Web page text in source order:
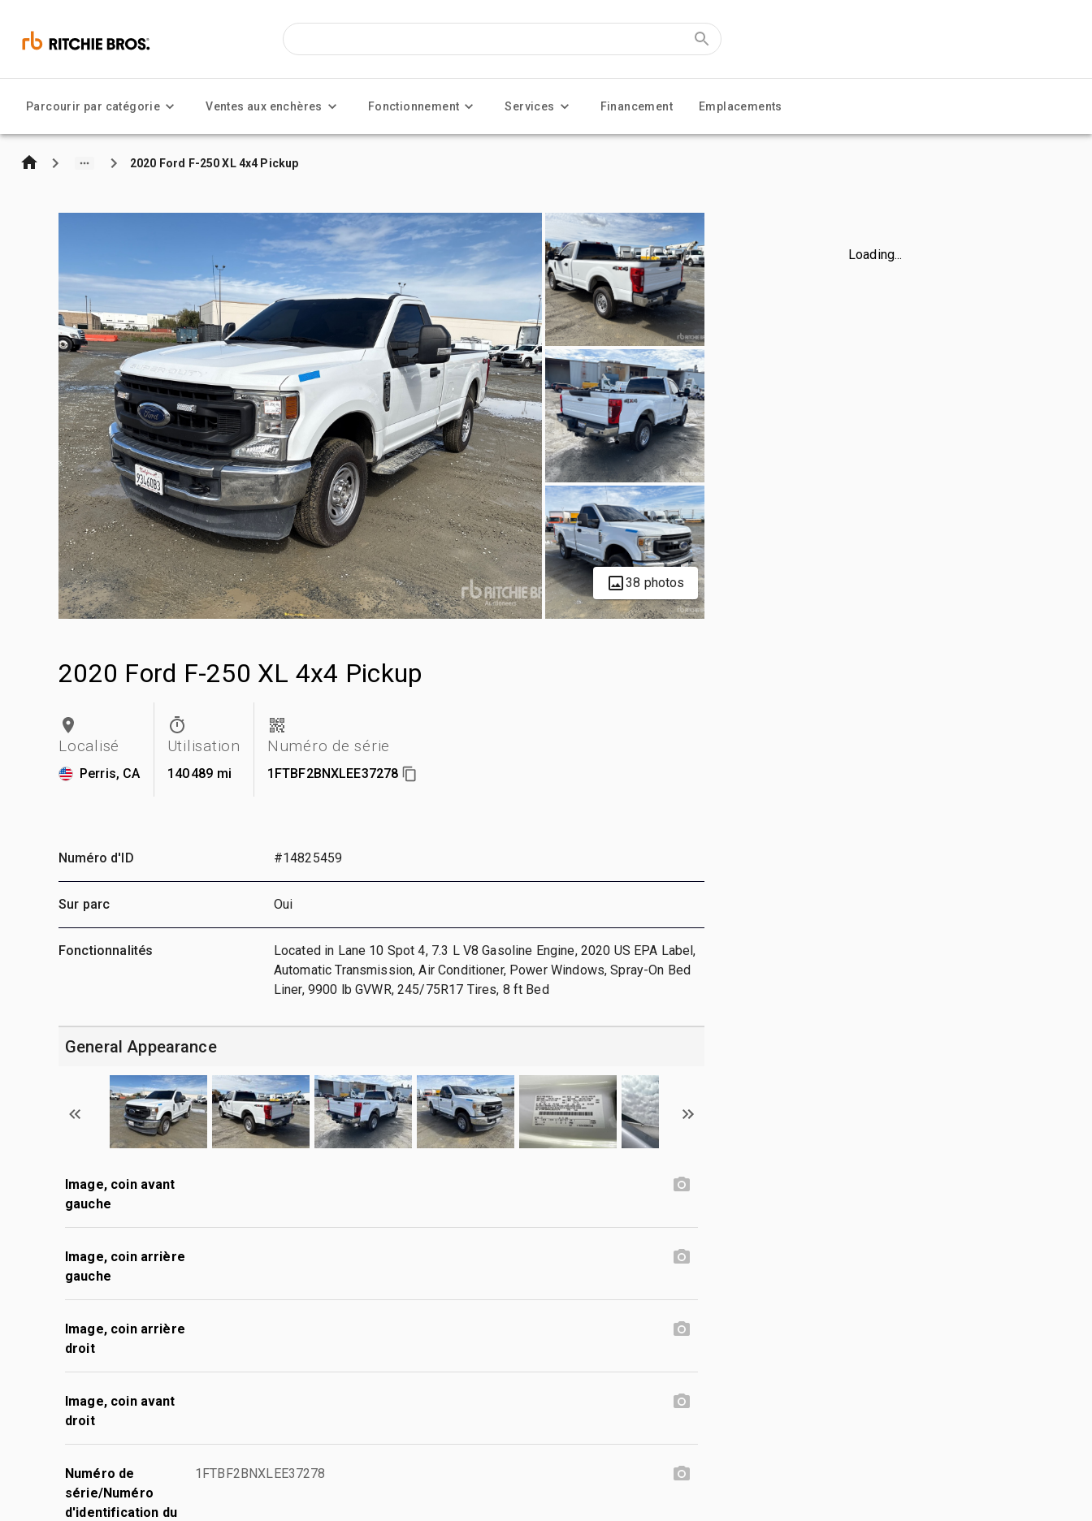
Parcourir par catégorie Ventes aux enchères Fonctionnement Services Financement Emplacements
2020 Ford F-250 XL 4x4 Pickup
38 photos
2020 Ford F-250 XL 4x4 Pickup
Localisé
Perris, CA
Utilisation
140 489 mi
Numéro de série
1FTBF2BNXLEE37278
Loading...
Numéro d'ID #14825459
Sur parc Oui
Fonctionnalités
Located in Lane 10 Spot 4, 7.3 L V8 Gasoline Engine, 2020 US EPA Label,
Automatic Transmission, Air Conditioner, Power Windows, Spray-On Bed
Liner, 9900 lb GVWR, 245/75R17 Tires, 8 ft Bed
General Appearance
Image, coin avant
gauche
Image, coin arrière
gauche
Image, coin arrière
droit
Image, coin avant
droit
Numéro de
série/Numéro
d'identification du
1FTBF2BNXLEE37278